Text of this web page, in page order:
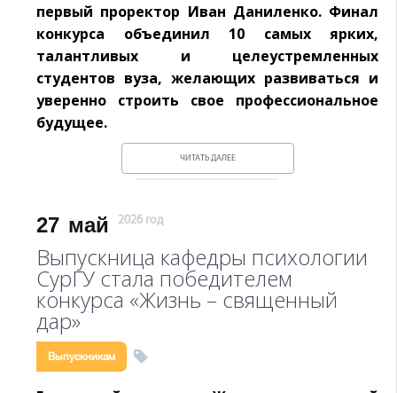
первый проректор Иван Даниленко. Финал
конкурса объединил 10 самых ярких,
талантливых и целеустремленных
студентов вуза, желающих развиваться и
уверенно строить свое профессиональное
будущее.
ЧИТАТЬ ДАЛЕЕ
27 май 2026 год
Выпускница кафедры психологии
СурГУ стала победителем
конкурса «Жизнь – священный
дар»
Выпускникам